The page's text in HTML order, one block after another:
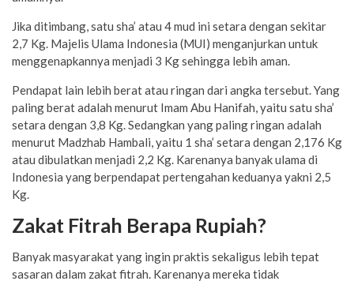
Jika ditimbang, satu sha’ atau 4 mud ini setara dengan sekitar
2,7 Kg. Majelis Ulama Indonesia (MUI) menganjurkan untuk
menggenapkannya menjadi 3 Kg sehingga lebih aman.
Pendapat lain lebih berat atau ringan dari angka tersebut. Yang
paling berat adalah menurut Imam Abu Hanifah, yaitu satu sha’
setara dengan 3,8 Kg. Sedangkan yang paling ringan adalah
menurut Madzhab Hambali, yaitu 1 sha’ setara dengan 2,176 Kg
atau dibulatkan menjadi 2,2 Kg. Karenanya banyak ulama di
Indonesia yang berpendapat pertengahan keduanya yakni 2,5
Kg.
Zakat Fitrah Berapa Rupiah?
Banyak masyarakat yang ingin praktis sekaligus lebih tepat
sasaran dalam zakat fitrah. Karenanya mereka tidak